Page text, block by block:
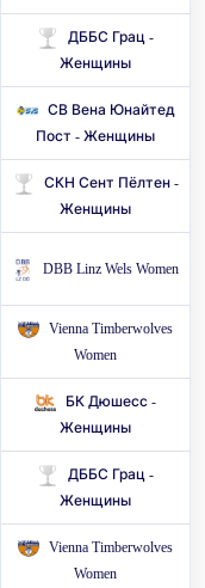
ДББС Грац -
Женщины
СВ Вена Юнайтед
Пост - Женщины
СКН Сент Пёлтен -
Женщины
DBB Linz Wels Women
Vienna Timberwolves
Women
БК Дюшесс -
Женщины
ДББС Грац -
Женщины
Vienna Timberwolves
Women